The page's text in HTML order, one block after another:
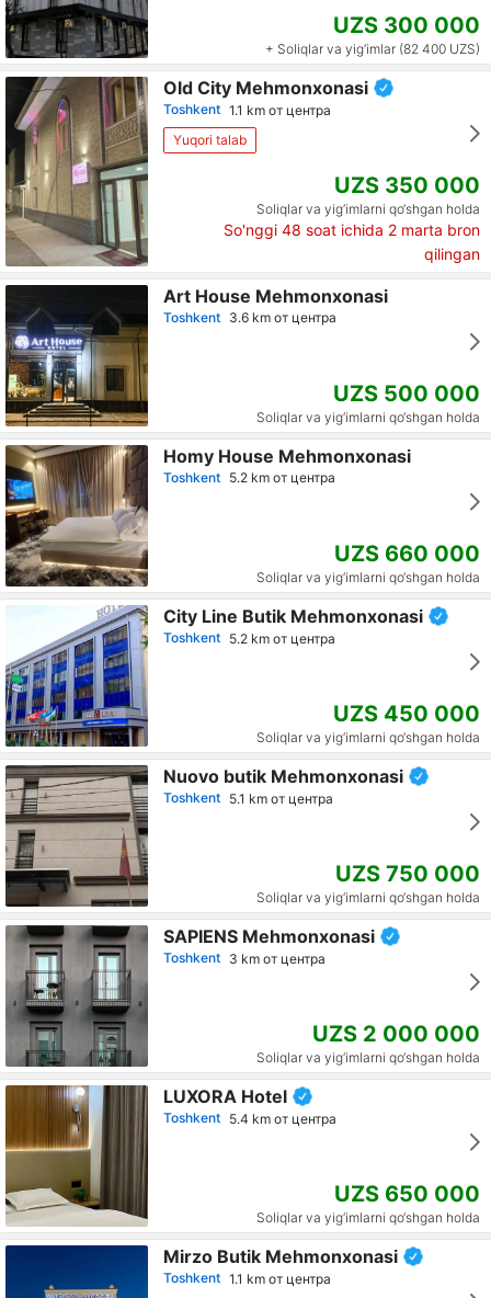
UZS 300 000
+ Soliqlar va yig‘imlar (82 400 UZS)
Old City Mehmonxonasi
Toshkent 1.1 km от центра
Yuqori talab
UZS 350 000
Soliqlar va yig‘imlarni qo‘shgan holda
So'nggi 48 soat ichida 2 marta bron
qilingan
Art House Mehmonxonasi
Toshkent 3.6 km от центра
UZS 500 000
Soliqlar va yig‘imlarni qo‘shgan holda
Homy House Mehmonxonasi
Toshkent 5.2 km от центра
UZS 660 000
Soliqlar va yig‘imlarni qo‘shgan holda
City Line Butik Mehmonxonasi
Toshkent 5.2 km от центра
UZS 450 000
Soliqlar va yig‘imlarni qo‘shgan holda
Nuovo butik Mehmonxonasi
Toshkent 5.1 km от центра
UZS 750 000
Soliqlar va yig‘imlarni qo‘shgan holda
SAPIENS Mehmonxonasi
Toshkent 3 km от центра
UZS 2 000 000
Soliqlar va yig‘imlarni qo‘shgan holda
LUXORA Hotel
Toshkent 5.4 km от центра
UZS 650 000
Soliqlar va yig‘imlarni qo‘shgan holda
Mirzo Butik Mehmonxonasi
Toshkent 1.1 km от центра